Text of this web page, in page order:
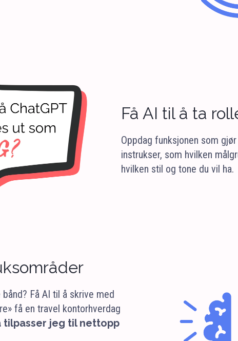
Få AI til å ta
Oppdag funksjonen som
instrukser, som hvilken
hvilken stil og tone du vil ha.
Få AI til å skrive med
få en travel kontorhverdag
tilpasser jeg til nettopp